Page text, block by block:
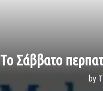
Το Σάββατο
by